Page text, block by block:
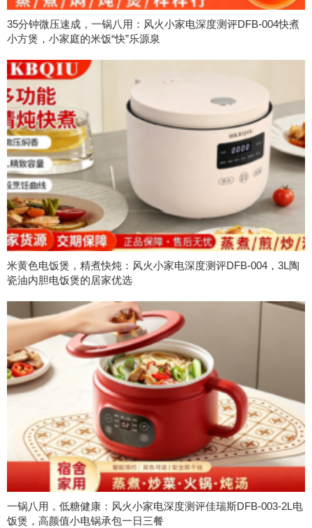
35分钟微压速成，一锅八用：风火小家电深度测评DFB-004快煮
小方煲，小家庭的米饭“快”乐源泉
米黄色电饭煲，精煮快炖：风火小家电深度测评DFB-004，3L陶
瓷油内胆电饭煲的居家优选
一锅八用，低糖健康：风火小家电深度测评佳瑞斯DFB-003-2L电
饭煲，高颜值小电锅承包一日三餐